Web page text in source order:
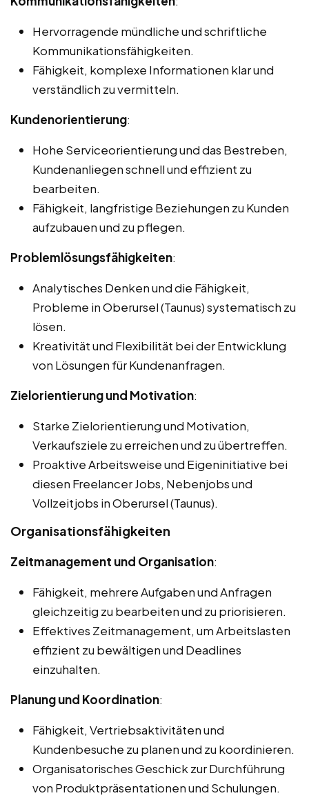
Hervorragende mündliche und schriftliche
Kommunikationsfähigkeiten.
Fähigkeit, komplexe Informationen klar und
verständlich zu vermitteln.
Kundenorientierung:
Hohe Serviceorientierung und das Bestreben,
Kundenanliegen schnell und effizient zu
bearbeiten.
Fähigkeit, langfristige Beziehungen zu Kunden
aufzubauen und zu pflegen.
Problemlösungsfähigkeiten:
Analytisches Denken und die Fähigkeit,
Probleme in Oberursel (Taunus) systematisch zu
lösen.
Kreativität und Flexibilität bei der Entwicklung
von Lösungen für Kundenanfragen.
Zielorientierung und Motivation:
Starke Zielorientierung und Motivation,
Verkaufsziele zu erreichen und zu übertreffen.
Proaktive Arbeitsweise und Eigeninitiative bei
diesen Freelancer Jobs, Nebenjobs und
Vollzeitjobs in Oberursel (Taunus).
Organisationsfähigkeiten
Zeitmanagement und Organisation:
Fähigkeit, mehrere Aufgaben und Anfragen
gleichzeitig zu bearbeiten und zu priorisieren.
Effektives Zeitmanagement, um Arbeitslasten
effizient zu bewältigen und Deadlines
einzuhalten.
Planung und Koordination:
Fähigkeit, Vertriebsaktivitäten und
Kundenbesuche zu planen und zu koordinieren.
Organisatorisches Geschick zur Durchführung
von Produktpräsentationen und Schulungen.